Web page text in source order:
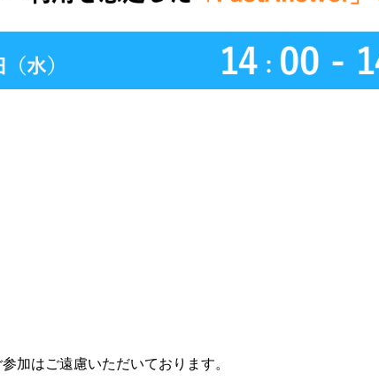
加はご遠慮いただいております。